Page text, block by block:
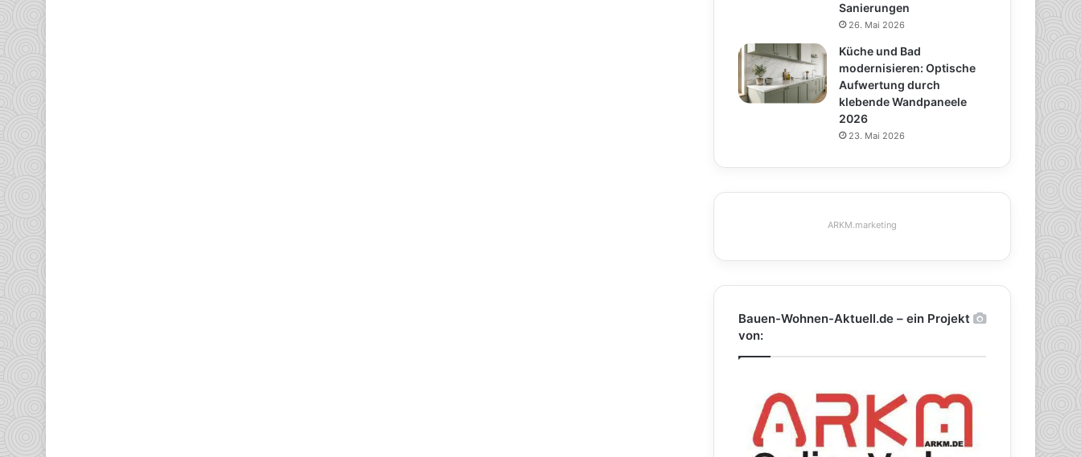
Sanierungen
26. Mai 2026
Küche und Bad
modernisieren: Optische
Aufwertung durch
klebende Wandpaneele
2026
23. Mai 2026
ARKM.marketing
Bauen-Wohnen-Aktuell.de – ein Projekt
von: